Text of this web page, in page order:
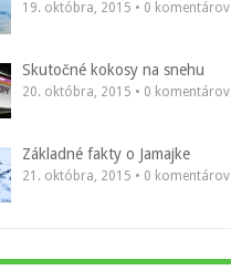
19. októbra, 2015 • 0 komentárov
Skutočné kokosy na snehu
20. októbra, 2015 • 0 komentárov
Základné fakty o Jamajke
21. októbra, 2015 • 0 komentárov